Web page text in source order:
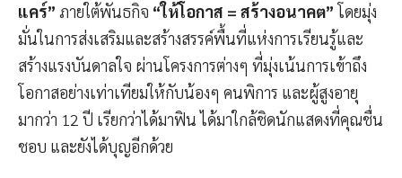
แคร์” ภายใต้พันธกิจ “ให้โอกาส = สร้างอนาคต”โดยมุ่ง
มั่นในการส่งเสริมและสร้างสรรค์พื้นที่แห่งการเรียนรู้และ
สร้างแรงบันดาลใจ ผ่านโครงการต่างๆ ที่มุ่งเน้นการเข้าถึง
โอกาสอย่างเท่าเทียมให้กับน้องๆ คนพิการ และผู้สูงอายุ
มากว่า 12 ปี เรียกว่าได้มาฟิน ได้มาใกล้ชิดนักแสดงที่คุณชื่น
ชอบ และยังได้บุญอีกด้วย